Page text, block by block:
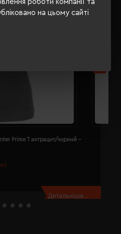
роботи компанії та
на цьому сайті
Prime T антрацит/чорний -
Детальніше...